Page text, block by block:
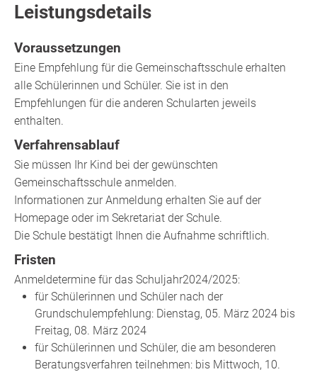
Leistungsdetails
Voraussetzungen
Eine Empfehlung für die Gemeinschaftsschule erhalten
alle Schülerinnen und Schüler. Sie ist in den
Empfehlungen für die anderen Schularten jeweils
enthalten.
Verfahrensablauf
Sie müssen Ihr Kind bei der gewünschten
Gemeinschaftsschule anmelden.
Informationen zur Anmeldung erhalten Sie auf der
Homepage oder im Sekretariat der Schule.
Die Schule bestätigt Ihnen die Aufnahme schriftlich.
Fristen
Anmeldetermine für das Schuljahr2024/2025:
für Schülerinnen und Schüler nach der
Grundschulempfehlung: Dienstag, 05. März 2024 bis
Freitag, 08. März 2024
für Schülerinnen und Schüler, die am besonderen
Beratungsverfahren teilnehmen: bis Mittwoch, 10.